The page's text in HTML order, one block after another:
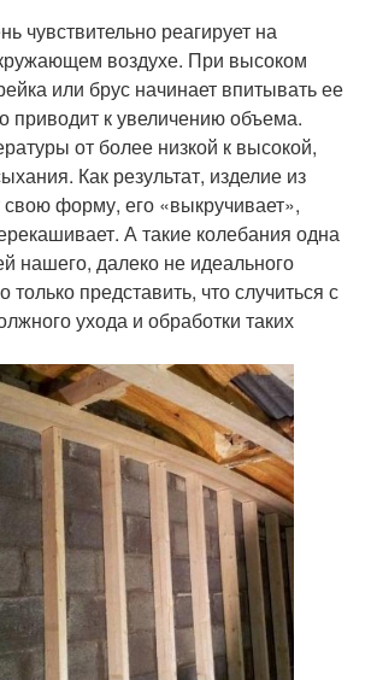
чувствительно реагирует на
воздухе. При высоком
или брус начинает впитывать ее
приводит к увеличению объема.
от более низкой к высокой,
Как результат, изделие из
форму, его «выкручивает»,
А такие колебания одна
нашего, далеко не идеального
представить, что случиться с
ухода и обработки таких